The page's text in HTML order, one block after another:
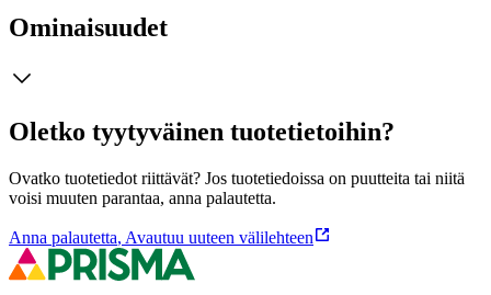
Ominaisuudet
Oletko tyytyväinen tuotetietoihin?
Ovatko tuotetiedot riittävät? Jos tuotetiedoissa on puutteita tai niitä
voisi muuten parantaa, anna palautetta.
Anna palautetta, Avautuu uuteen välilehteen